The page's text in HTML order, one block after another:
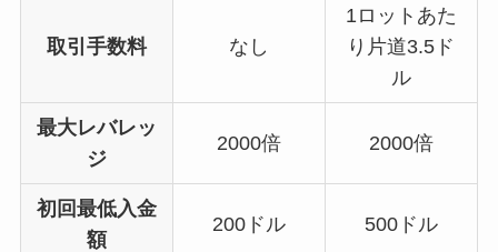
取引手数料 なし
1ロットあた
り片道3.5ド
ル
最大レバレッ
ジ
2000倍 2000倍
初回最低入金
額
200ドル 500ドル